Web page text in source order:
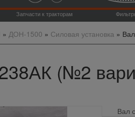
Запчасти к тракторам
» ДОН-1500 » Силовая установка»
(№2
Вал